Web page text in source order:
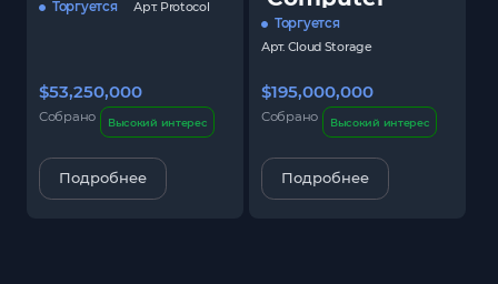
Торгуется Арт. Protocol
$53,250,000
Собрано Высокий интерес
Подробнее
Торгуется
Арт. Cloud Storage
$195,000,000
Собрано Высокий интерес
Подробнее